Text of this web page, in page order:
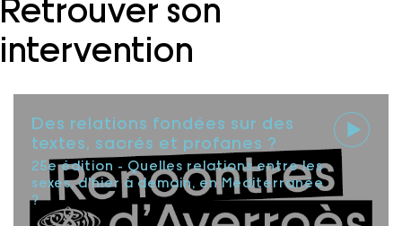
intervention
Des relations fondées sur des
textes, sacrés et profanes ?
25e édition - Quelles relations entre les
sexes, d'hier à demain, en Méditerranée
?